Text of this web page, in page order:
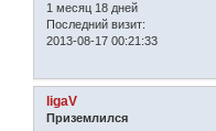
1 месяц 18 дней
Последний визит:
2013-08-17 00:21:33
ligaV
Приземлился